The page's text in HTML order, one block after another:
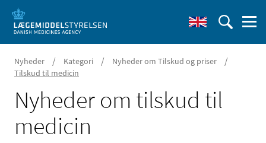
Nyheder / Kategori / Nyheder om Tilskud og priser /
Tilskud til medicin
Nyheder om tilskud til
medicin